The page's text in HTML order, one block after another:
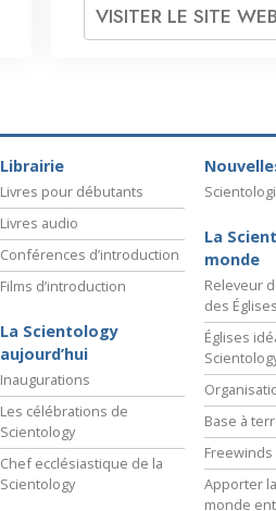
VISITER LE SITE WEB
Librairie
Livres pour débutants
Livres audio
Conférences d’introduction
Films d’introduction
La Scientology
aujourd’hui
Inaugurations
Les célébrations de
Scientology
Chef ecclésiastique de la
Scientology
La
monde
Releveur
des Églises
Églises
Base à
Freewinds
Apporter
monde